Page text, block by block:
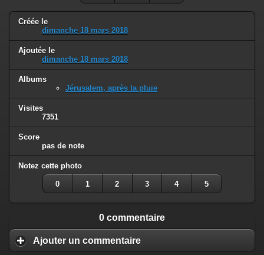
Créée le
dimanche 18 mars 2018
Ajoutée le
dimanche 18 mars 2018
Albums
Jérusalem, après la pluie
Visites
7351
Score
pas de note
Notez cette photo
0 1 2 3 4 5
0 commentaire
Ajouter un commentaire